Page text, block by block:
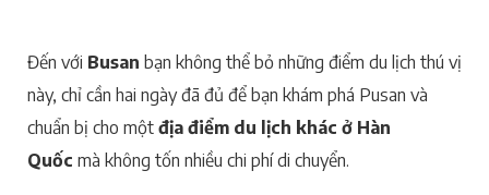
Đến với Busan bạn không thể bỏ những điểm du lịch thú vị
này, chỉ cần hai ngày đã đủ để bạn khám phá Pusan và
chuẩn bị cho một địa điểm du lịch khác ở Hàn
Quốc mà không tốn nhiều chi phí di chuyển.